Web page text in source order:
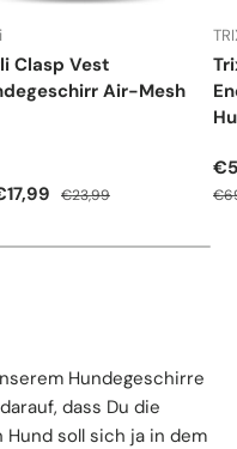
Clasp Vest
Air-Mesh
Normaler Preis
€23,99
Hundegeschirre
dass Du die
soll sich ja in dem